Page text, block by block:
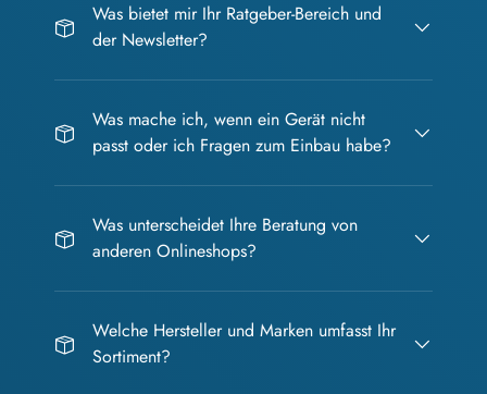
Was bietet mir Ihr Ratgeber-Bereich und
der Newsletter?
Was mache ich, wenn ein Gerät nicht
passt oder ich Fragen zum Einbau habe?
Was unterscheidet Ihre Beratung von
anderen Onlineshops?
Welche Hersteller und Marken umfasst Ihr
Sortiment?